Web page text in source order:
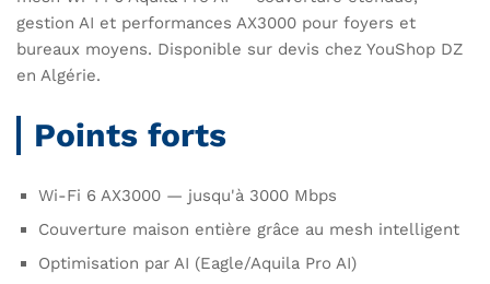
gestion AI et performances AX3000 pour foyers et
bureaux moyens. Disponible sur devis chez YouShop DZ
en Algérie.
Points forts
Wi-Fi 6 AX3000 — jusqu'à 3000 Mbps
Couverture maison entière grâce au mesh intelligent
Optimisation par AI (Eagle/Aquila Pro AI)